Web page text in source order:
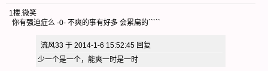
1楼.微笑
你有强迫症么 -0- 不爽的事有好多 会累扁的`````
流风33 于 2014-1-6 15:52:45 回复
少一个是一个，能爽一时是一时